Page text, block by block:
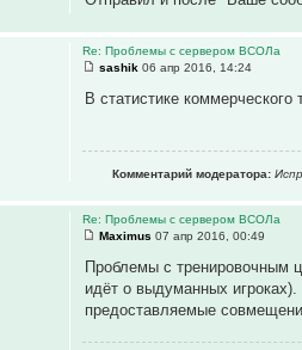
Re: Проблемы с сервером ВСОЛа
sashik 06 апр 2016, 14:24
В статистике
Комментарий модератора:
Re: Проблемы с сервером ВСОЛа
Maximus 07 апр 2016, 00:49
Проблемы с тренировочным
идёт о выдуманных
предоставляемые